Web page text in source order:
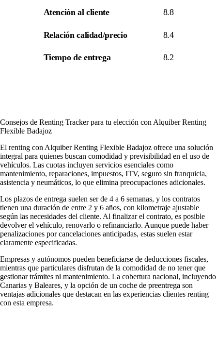
Atención al cliente 8.8
Relación calidad/precio 8.4
Tiempo de entrega 8.2
Consejos de Renting Tracker para tu elección con Alquiber Renting
Flexible Badajoz
El renting con Alquiber Renting Flexible Badajoz ofrece una solución
integral para quienes buscan comodidad y previsibilidad en el uso de
vehículos. Las cuotas incluyen servicios esenciales como
mantenimiento, reparaciones, impuestos, ITV, seguro sin franquicia,
asistencia y neumáticos, lo que elimina preocupaciones adicionales.
Los plazos de entrega suelen ser de 4 a 6 semanas, y los contratos
tienen una duración de entre 2 y 6 años, con kilometraje ajustable
según las necesidades del cliente. Al finalizar el contrato, es posible
devolver el vehículo, renovarlo o refinanciarlo. Aunque puede haber
penalizaciones por cancelaciones anticipadas, estas suelen estar
claramente especificadas.
Empresas y autónomos pueden beneficiarse de deducciones fiscales,
mientras que particulares disfrutan de la comodidad de no tener que
gestionar trámites ni mantenimiento. La cobertura nacional, incluyendo
Canarias y Baleares, y la opción de un coche de preentrega son
ventajas adicionales que destacan en las experiencias clientes renting
con esta empresa.